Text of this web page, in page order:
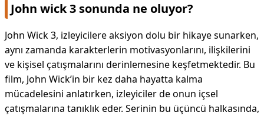
John wick 3 sonunda ne oluyor?
John Wick 3, izleyicilere aksiyon dolu bir hikaye sunarken,
aynı zamanda karakterlerin motivasyonlarını, ilişkilerini
ve kişisel çatışmalarını derinlemesine keşfetmektedir. Bu
film, John Wick’in bir kez daha hayatta kalma
mücadelesini anlatırken, izleyiciler de onun içsel
çatışmalarına tanıklık eder. Serinin bu üçüncü halkasında,